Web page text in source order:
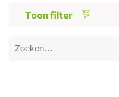
Toon filter